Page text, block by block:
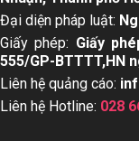
Đại diện pháp luật:
Giấy phép: Giấy
555/GP-BTTTT,HN
Liên hệ quảng cáo:
Liên hệ Hotline: 028